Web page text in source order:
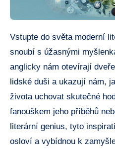
Vstupte do světa moderní literatury, kde se emoce
snoubí s úžasnými
anglicky nám otevírají
lidské duši a ukazují nám,
života uchovat skutečné
fanouškem jeho příběhů
literární genius, tyto
osloví a vybídnou k